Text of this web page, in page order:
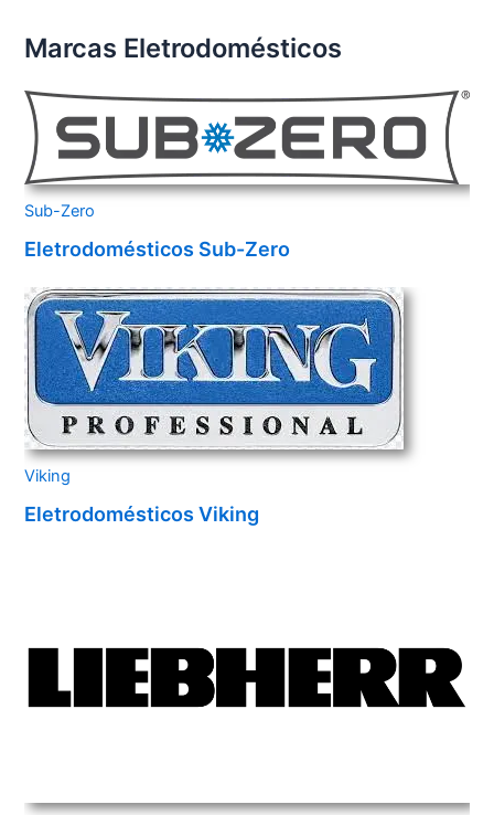
Marcas Eletrodomésticos
Sub-Zero
Eletrodomésticos Sub-Zero
Viking
Eletrodomésticos Viking